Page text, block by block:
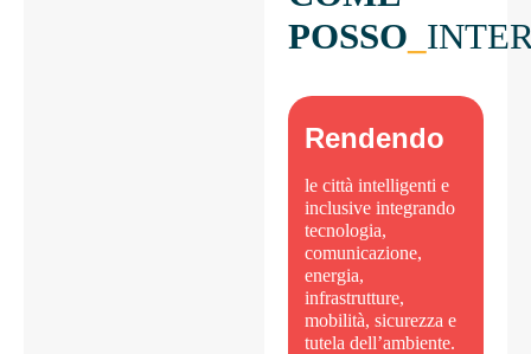
POSSO
Rendendo
le città intelligenti e
inclusive integrando
tecnologia,
comunicazione,
energia,
infrastrutture,
mobilità, sicurezza e
tutela dell’ambiente.